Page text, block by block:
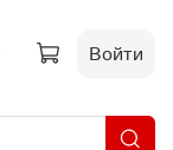
Войти